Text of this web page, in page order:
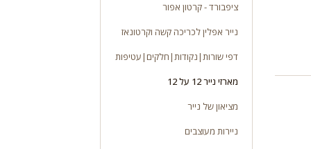
ציפבורד - קרטון אפור
נייר אפלין לכריכה קשה וקרטונאז
דפי שורות|נקודות|חלקים|עטיפות
מארזי נייר 12 על 12
מציאון של נייר
ניירות מעוצבים